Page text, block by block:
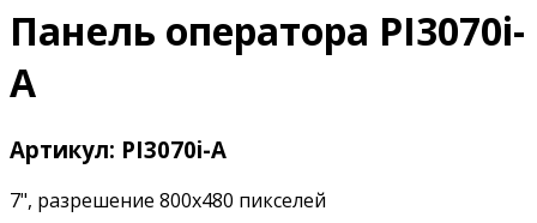
Панель оператора PI3070i-
A
Артикул: PI3070i-A
7", разрешение 800х480 пикселей